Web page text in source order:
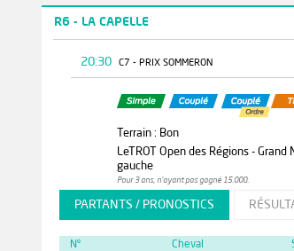
R6 - LA CAPELLE
20:30 C7 - PRIX SOMMERON
Terrain : Bon
LeTROT Open des Régions -
gauche
Pour 3 ans, n'ayant pas gagné 15.000.
PARTANTS / PRONOSTICS
N° Cheval